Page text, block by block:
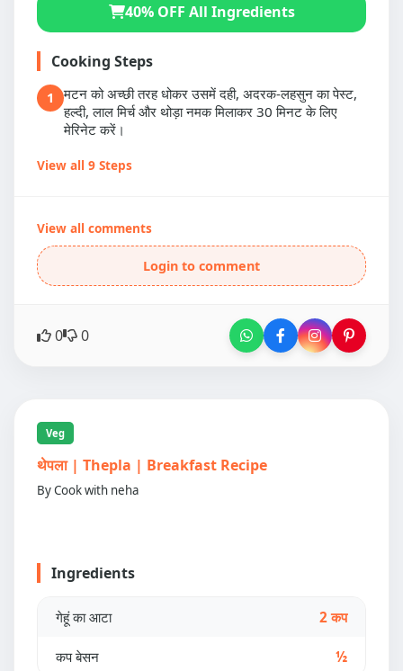
40% OFF All Ingredients
Cooking Steps
1
मटन को अच्छी तरह धोकर उसमें दही, अदरक-लहसुन का पेस्ट,
हल्दी, लाल मिर्च और थोड़ा नमक मिलाकर 30 मिनट के लिए
मेरिनेट करें।
View all 9 Steps
View all comments
Login to comment
0 0
Veg
थेपला | Thepla | Breakfast Recipe
By Cook with neha
Ingredients
गेहूं का आटा 2 कप
कप बेसन ½